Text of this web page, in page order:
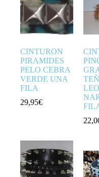
CINTURON
PIRAMIDES
PELO CEBRA
VERDE UNA
FILA
29,95€